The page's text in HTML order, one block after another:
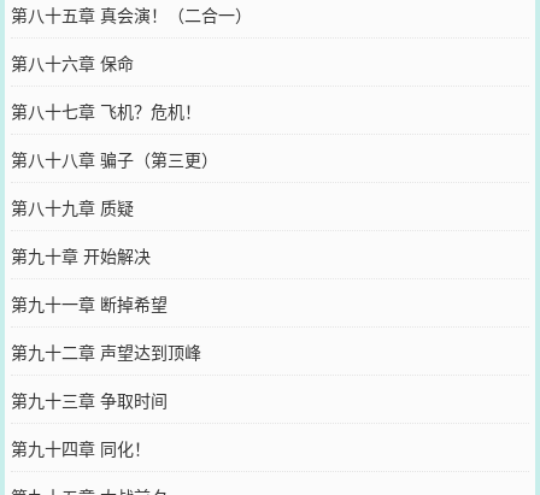
第八十五章 真会演！（二合一）
第八十六章 保命
第八十七章 飞机？危机！
第八十八章 骗子（第三更）
第八十九章 质疑
第九十章 开始解决
第九十一章 断掉希望
第九十二章 声望达到顶峰
第九十三章 争取时间
第九十四章 同化！